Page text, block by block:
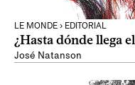
LE MONDE › EDITORIAL
¿Hasta dónde llega
José Natanson